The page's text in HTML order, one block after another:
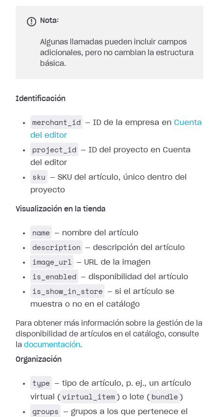
Nota:
Algunas llamadas pueden incluir campos
adicionales, pero no cambian la estructura
básica.
Identificación
merchant_id — ID de la empresa en Cuenta
del editor
project_id
— ID del proyecto en Cuenta
del editor
sku
— SKU del artículo, único dentro del
proyecto
Visualización en la tienda
name — nombre del artículo
description — descripción del artículo
image_url — URL de la imagen
is_enabled — disponibilidad del artículo
is_show_in_store
— si el artículo se
muestra o no en el catálogo
Para obtener más información sobre la gestión de la
disponibilidad de artículos en el catálogo, consulte
la documentación.
Organización
type
— tipo de artículo, p. ej., un artículo
virtual ( virtual_item ) o lote ( bundle )
groups
— grupos a los que pertenece el